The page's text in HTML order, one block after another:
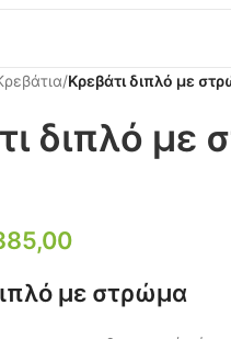
/Κρεβάτι διπλό με
διπλό με
με στρώμα